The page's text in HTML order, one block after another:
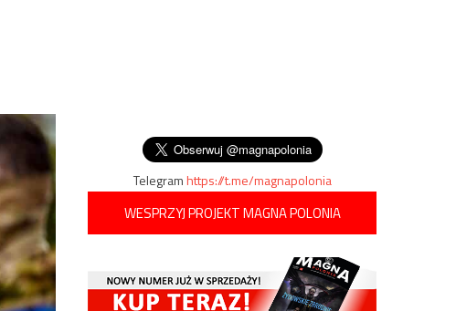
Telegramhttps://t.me/magnapolonia
WESPRZYJ PROJEKT MAGNA POLONIA